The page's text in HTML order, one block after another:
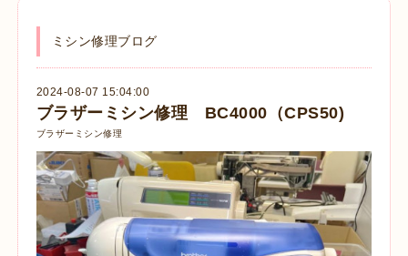
ミシン修理ブログ
2024-08-07 15:04:00
ブラザーミシン修理 BC4000（CPS50)
ブラザーミシン修理